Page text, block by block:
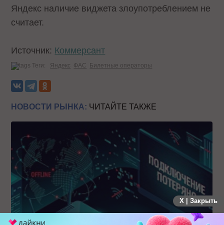
Яндекс наличие виджета злоупотреблением не
считает.
Источник: Коммерсант
Теги: Яндекс ФАС Билетные операторы
НОВОСТИ РЫНКА: ЧИТАЙТЕ ТАКЖЕ
X | Закрыть